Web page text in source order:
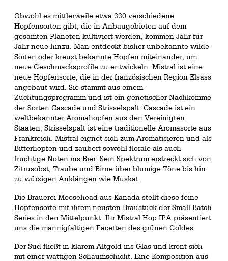
Obwohl es mittlerweile etwa 330 verschiedene
Hopfensorten gibt, die in Anbaugebieten auf dem
gesamten Planeten kultiviert werden, kommen Jahr für
Jahr neue hinzu. Man entdeckt bisher unbekannte wilde
Sorten oder kreuzt bekannte Hopfen miteinander, um
neue Geschmacksprofile zu entwickeln. Mistral ist eine
neue Hopfensorte, die in der französischen Region Elsass
angebaut wird. Sie stammt aus einem
Züchtungsprogramm und ist ein genetischer Nachkomme
der Sorten Cascade und Strisselspalt. Cascade ist ein
weltbekannter Aromahopfen aus den Vereinigten
Staaten, Strisselspalt ist eine traditionelle Aromasorte aus
Frankreich. Mistral eignet sich zum Aromatisieren und als
Bitterhopfen und zaubert sowohl florale als auch
fruchtige Noten ins Bier. Sein Spektrum erstreckt sich von
Zitrusobst, Traube und Birne über blumige Töne bis hin
zu würzigen Anklängen wie Muskat.
Die Brauerei Moosehead aus Kanada stellt diese feine
Hopfensorte mit ihrem neusten Braustück der Small Batch
Series in den Mittelpunkt: Ihr Mistral Hop IPA präsentiert
uns die mannigfaltigen Facetten des grünen Goldes.
Der Sud fließt in klarem Altgold ins Glas und krönt sich
mit einer wattigen Schaumschicht. Eine Komposition aus